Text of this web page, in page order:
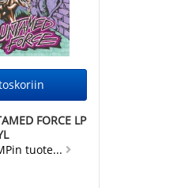
FORCE LP
tuote...